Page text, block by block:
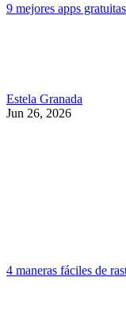
9 mejores apps
Estela Granada
Jun 26, 2026
4 maneras fáciles de